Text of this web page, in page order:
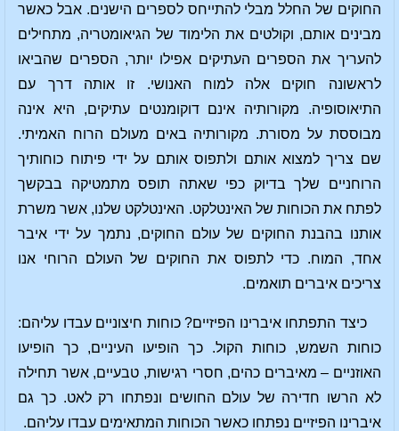
החוקים של החלל מבלי להתייחס לספרים הישנים. אבל כאשר
מבינים אותם, וקולטים את הלימוד של הגיאומטריה, מתחילים
להעריך את הספרים העתיקים אפילו יותר, הספרים שהביאו
לראשונה חוקים אלה למוח האנושי. זו אותה דרך עם
התיאוסופיה. מקורותיה אינם דוקומנטים עתיקים, היא אינה
מבוססת על מסורת. מקורותיה באים מעולם הרוח האמיתי.
שם צריך למצוא אותם ולתפוס אותם על ידי פיתוח כוחותיך
הרוחניים שלך בדיוק כפי שאתה תופס מתמטיקה בבקשך
לפתח את הכוחות של האינטלקט. האינטלקט שלנו, אשר משרת
אותנו בהבנת החוקים של עולם החוקים, נתמך על ידי איבר
אחד, המוח. כדי לתפוס את החוקים של העולם הרוחי אנו
צריכים איברים תואמים.
כיצד התפתחו איברינו הפיזיים? כוחות חיצוניים עבדו עליהם:
כוחות השמש, כוחות הקול. כך הופיעו העיניים, כך הופיעו
האוזניים – מאיברים כהים, חסרי רגישות, טבעיים, אשר תחילה
לא הרשו חדירה של עולם החושים ונפתחו רק לאט. כך גם
איברינו הפיזיים נפתחו כאשר הכוחות המתאימים עבדו עליהם.